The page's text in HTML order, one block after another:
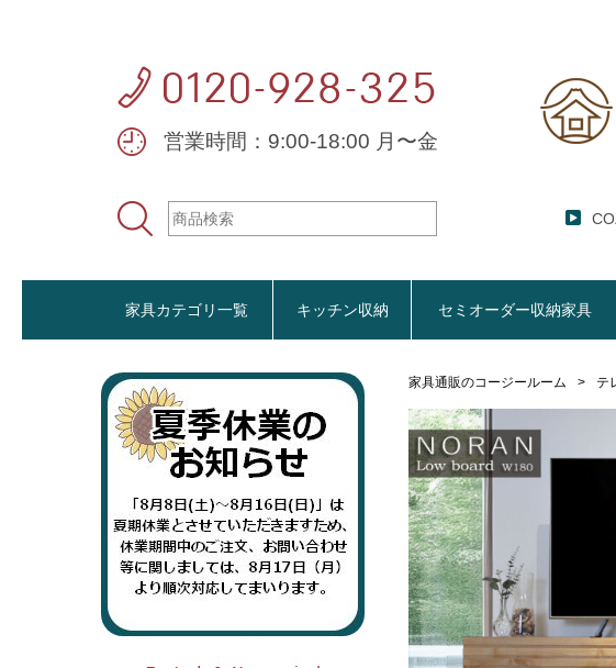
営業時間：9:00-18:00 月〜金
家具カテゴリ一覧 キッチン収納
レンジ台・
特徴で選ぶ
生活感を隠
ダストボッ
セミオーダー収納家具
セミオーダ
【CUBO】&
【
【LASCO】
【LASCO】
【VALO】
ソファー
大きさで選
1人掛けソフ
3人掛けソフ
L型ソファー
シェーズロ
リビング家具
【Pittaly】
チェスト
ダイニングセ
【VALO】セ
チェア
ハイエース用
車のサイズ
【標準幅】
おすすめ商品
ここでしか
生活感を隠
家具通販のコージールーム テ